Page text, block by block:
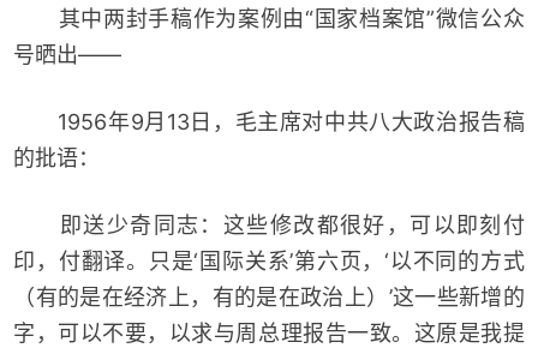
其中两封手稿作为案例由“国家档案馆”微信公众
号晒出——
1956年9月13日，毛主席对中共八大政治报告稿
的批语：
即送少奇同志：这些修改都很好，可以即刻付
印，付翻译。只是‘国际关系’第六页，‘以不同的方式
（有的是在经济上，有的是在政治上）’这一些新增的
字，可以不要，以求与周总理报告一致。这原是我提